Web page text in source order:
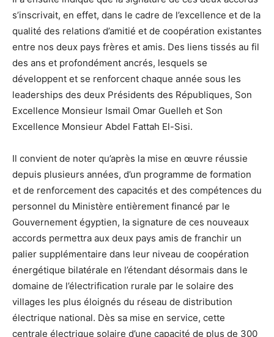
s’inscrivait, en effet, dans le cadre de l’excellence et de la
qualité des relations d’amitié et de coopération existantes
entre nos deux pays frères et amis. Des liens tissés au fil
des ans et profondément ancrés, lesquels se
développent et se renforcent chaque année sous les
leaderships des deux Présidents des Républiques, Son
Excellence Monsieur Ismail Omar Guelleh et Son
Excellence Monsieur Abdel Fattah El-Sisi.
Il convient de noter qu’après la mise en œuvre réussie
depuis plusieurs années, d’un programme de formation
et de renforcement des capacités et des compétences du
personnel du Ministère entièrement financé par le
Gouvernement égyptien, la signature de ces nouveaux
accords permettra aux deux pays amis de franchir un
palier supplémentaire dans leur niveau de coopération
énergétique bilatérale en l’étendant désormais dans le
domaine de l’électrification rurale par le solaire des
villages les plus éloignés du réseau de distribution
électrique national. Dès sa mise en service, cette
centrale électrique solaire d’une capacité de plus de 300